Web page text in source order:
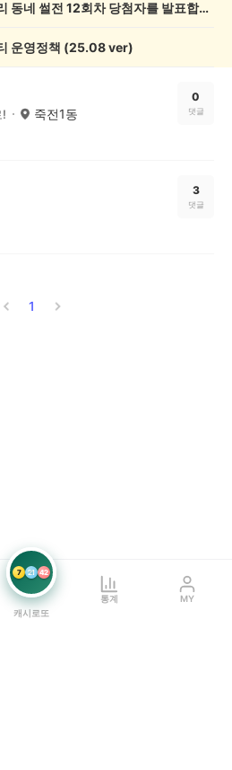
💰[당첨자 발표] 우리 동네 썰전 12회차 당첨자를 발표합니다!
운영정책 (25.08 ver)
! 죽전1동
0
댓글
3
댓글
1
7 21 42
캐시로또
통계 MY